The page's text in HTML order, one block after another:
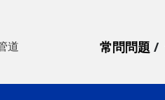
道 常問問題